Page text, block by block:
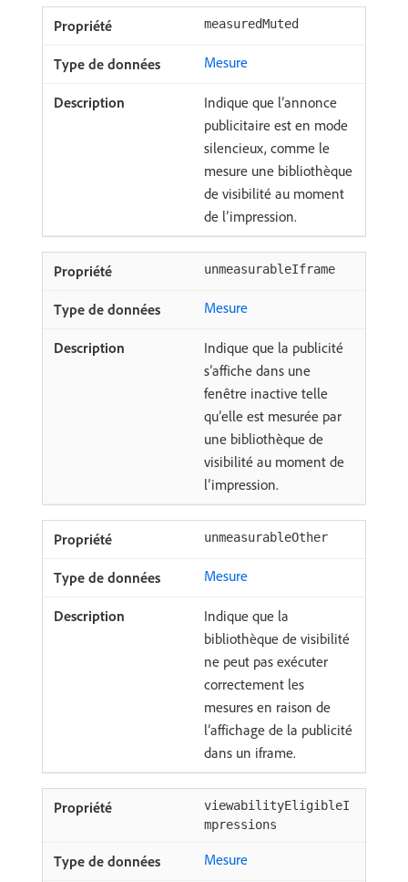
measuredMuted
Mesure
Indique que l’annonce
publicitaire est en mode
silencieux, comme le
mesure une bibliothèque
de visibilité au moment
de l’impression.
unmeasurableIframe
Mesure
Indique que la publicité
s’affiche dans une
fenêtre inactive telle
qu’elle est mesurée par
une bibliothèque de
visibilité au moment de
l’impression.
unmeasurableOther
Mesure
Indique que la
bibliothèque de visibilité
ne peut pas exécuter
correctement les
mesures en raison de
l’affichage de la publicité
dans un iframe.
viewabilityEligibleI
mpressions
Mesure